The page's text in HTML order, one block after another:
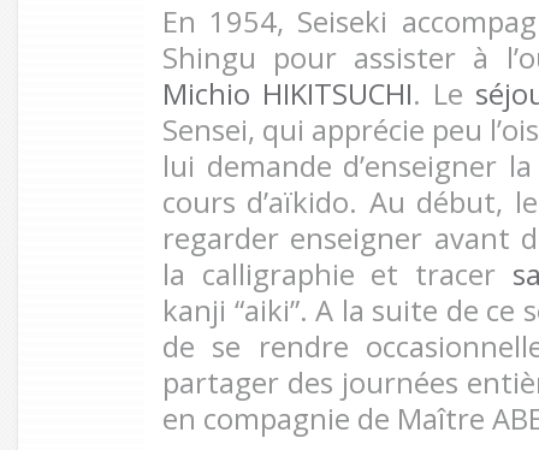
En 1954, Seiseki
Shingu pour assister à
Michio HIKITSUCHI. Le
Sensei, qui apprécie peu
lui demande d’enseigner
cours d’aïkido. Au début,
regarder enseigner avant
la calligraphie et tracer
kanji “aiki”. A la suite de ce
de se rendre
partager des journées
en compagnie de Maître